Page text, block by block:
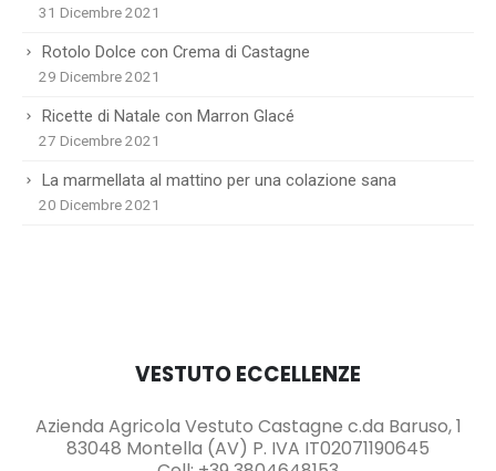
31 Dicembre 2021
Rotolo Dolce con Crema di Castagne
29 Dicembre 2021
Ricette di Natale con Marron Glacé
27 Dicembre 2021
La marmellata al mattino per una colazione sana
20 Dicembre 2021
VESTUTO ECCELLENZE
Azienda Agricola Vestuto Castagne c.da Baruso, 1
83048 Montella (AV) P. IVA IT02071190645